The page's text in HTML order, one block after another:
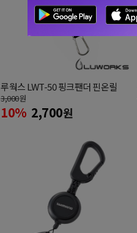
루웍스 LWT-50 핑크팬더 핀온릴
3,000원
10% 2,700원